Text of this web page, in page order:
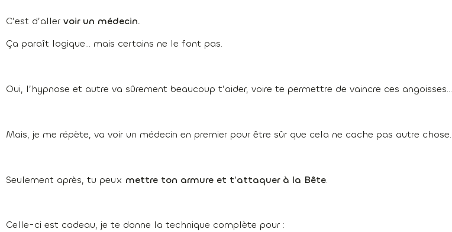
C’est d’aller voir un médecin.
Ça paraît logique… mais certains ne le font pas.
Oui, l’hypnose et autre va sûrement beaucoup t’aider, voire te permettre de vaincre ces angoisses…
Mais, je me répète, va voir un médecin en premier pour être sûr que cela ne cache pas autre chose.
Seulement après, tu peux mettre ton armure et t’attaquer à la Bête.
Celle-ci est cadeau, je te donne la technique complète pour :